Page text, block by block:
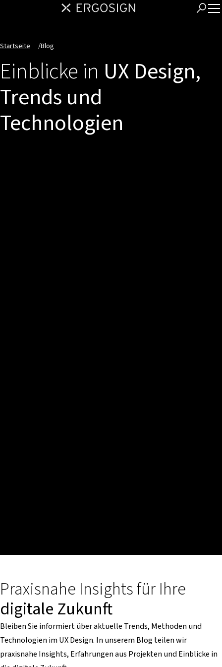
Startseite /Blog
Einblicke in UX Design,
Trends und
Technologien
Praxisnahe Insights für Ihre
digitale Zukunft
Bleiben Sie informiert über aktuelle Trends, Methoden und
Technologien im UX Design. In unserem Blog teilen wir
praxisnahe Insights, Erfahrungen aus Projekten und Einblicke in